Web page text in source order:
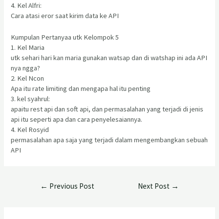
4. Kel Alfri:
Cara atasi eror saat kirim data ke API
Kumpulan Pertanyaa utk Kelompok 5
1. Kel Maria
utk sehari hari kan maria gunakan watsap dan di watshap ini ada API
nya ngga?
2. Kel Ncon
Apa itu rate limiting dan mengapa hal itu penting
3. kel syahrul:
apaitu rest api dan soft api, dan permasalahan yang terjadi di jenis
api itu seperti apa dan cara penyelesaiannya.
4. Kel Rosyid
permasalahan apa saja yang terjadi dalam mengembangkan sebuah
API
← Previous Post Next Post →